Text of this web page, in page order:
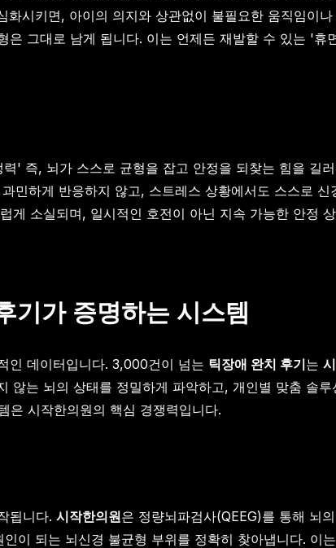
시키면, 아이의 의지와 상관없이 불필요한 움직임이
그대로 남게 됩니다. 이는 언제든 재발할 수 있는 '
' 즉, 뇌가 스스로 균형을 잡고 안정을 되찾는 힘을 길
민하게 반응하지 않고, 스트레스 상황에서도 스스로
게 소실되며, 일시적인 호전이 아닌 지속 가능한 안정
기가 증명하는 시스템
인 데이터입니다. 3,000건이 넘는 틱장애 완치 후기는
않는 뇌의 상태를 정밀하게 파악하고, 개인별 맞춤 솔
은 시작한의원의 핵심 경쟁력입니다.
됩니다. 시작한의원은 정량뇌파검사(QEEG)를 통해 뇌
이 되는 뇌신경 불균형 부위를 정확히 찾아냅니다. 이